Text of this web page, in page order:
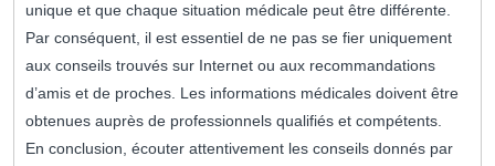
unique et que chaque situation médicale peut être différente.
Par conséquent, il est essentiel de ne pas se fier uniquement
aux conseils trouvés sur Internet ou aux recommandations
d’amis et de proches. Les informations médicales doivent être
obtenues auprès de professionnels qualifiés et compétents.
En conclusion, écouter attentivement les conseils donnés par